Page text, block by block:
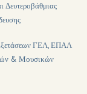
Δευτεροβάθμιας
ΓΕΛ, ΕΠΑΛ
& Μουσικών